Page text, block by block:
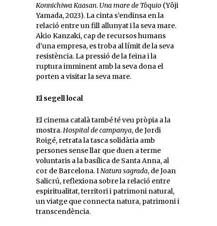
Konnichiwa Kaasan. Una mare de Tòquio (Yôji
Yamada, 2023). La cinta s’endinsa en la
relació entre un fill allunyat i la seva mare.
Akio Kanzaki, cap de recursos humans
d’una empresa, es troba al límit de la seva
resistència. La pressió de la feina i la
ruptura imminent amb la seva dona el
porten a visitar la seva mare.
El segell local
El cinema català també té veu pròpia a la
mostra.Hospital de campanya, de Jordi
Roigé, retrata la tasca solidària amb
persones sense llar que duen a terme
voluntaris a la basílica de Santa Anna, al
cor de Barcelona. INatura sagrada, de Joan
Salicrú, reflexiona sobre la relació entre
espiritualitat, territori i patrimoni natural,
un viatge que connecta natura, patrimoni i
transcendència.